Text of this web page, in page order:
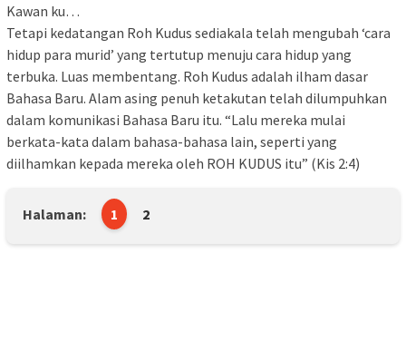
Kawan ku…
Tetapi kedatangan Roh Kudus sediakala telah mengubah ‘cara
hidup para murid’ yang tertutup menuju cara hidup yang
terbuka. Luas membentang. Roh Kudus adalah ilham dasar
Bahasa Baru. Alam asing penuh ketakutan telah dilumpuhkan
dalam komunikasi Bahasa Baru itu. “Lalu mereka mulai
berkata-kata dalam bahasa-bahasa lain, seperti yang
diilhamkan kepada mereka oleh ROH KUDUS itu” (Kis 2:4)
Halaman: 1 2